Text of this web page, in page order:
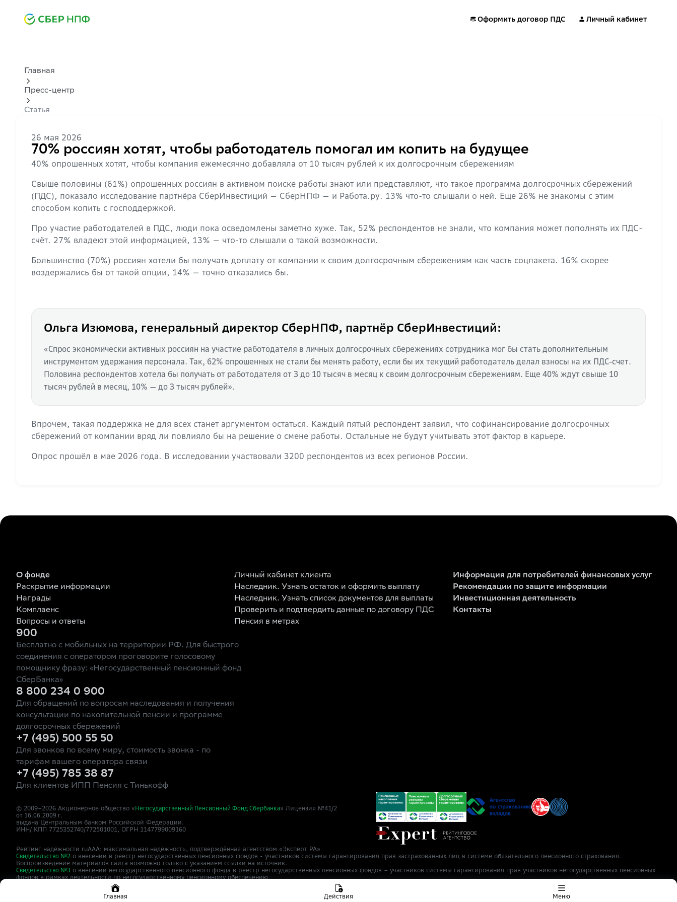
Оформить договор ПДС Личный кабинет
Главная
Пресс-центр
Статья
26 мая 2026
70% россиян хотят, чтобы работодатель помогал им копить на будущее
40% опрошенных хотят, чтобы компания ежемесячно добавляла от 10 тысяч рублей к их долгосрочным сбережениям
Свыше половины (61%) опрошенных россиян в активном поиске работы знают или представляют, что такое программа долгосрочных сбережений
(ПДС), показало исследование партнёра СберИнвестиций — СберНПФ — и Работа.ру. 13% что-то слышали о ней. Еще 26% не знакомы с этим
способом копить с господдержкой.
Про участие работодателей в ПДС, люди пока осведомлены заметно хуже. Так, 52% респондентов не знали, что компания может пополнять их ПДС-
счёт. 27% владеют этой информацией, 13% — что-то слышали о такой возможности.
Большинство (70%) россиян хотели бы получать доплату от компании к своим долгосрочным сбережениям как часть соцпакета. 16% скорее
воздержались бы от такой опции, 14% — точно отказались бы.
Ольга Изюмова, генеральный директор СберНПФ, партнёр СберИнвестиций:
«Спрос экономически активных россиян на участие работодателя в личных долгосрочных сбережениях сотрудника мог бы стать дополнительным
инструментом удержания персонала. Так, 62% опрошенных не стали бы менять работу, если бы их текущий работодатель делал взносы на их ПДС-счет.
Половина респондентов хотела бы получать от работодателя от 3 до 10 тысяч в месяц к своим долгосрочным сбережениям. Еще 40% ждут свыше 10
тысяч рублей в месяц, 10% — до 3 тысяч рублей».
Впрочем, такая поддержка не для всех станет аргументом остаться. Каждый пятый респондент заявил, что софинансирование долгосрочных
сбережений от компании вряд ли повлияло бы на решение о смене работы. Остальные не будут учитывать этот фактор в карьере.
Опрос прошёл в мае 2026 года. В исследовании участвовали 3200 респондентов из всех регионов России.
Главная Действия Меню
О фонде
Раскрытие информации
Награды
Комплаенс
Вопросы и ответы
Личный кабинет клиента
Наследник. Узнать остаток и оформить выплату
Наследник. Узнать список документов для выплаты
Проверить и подтвердить данные по договору ПДС
Пенсия в метрах
Информация для потребителей финансовых услуг
Рекомендации по защите информации
Инвестиционная деятельность
Контакты
900
Бесплатно с мобильных на территории РФ. Для быстрого
соединения с оператором проговорите голосовому
помощнику фразу: «Негосударственный пенсионный фонд
СберБанка»
8 800 234 0 900
Для обращений по вопросам наследования и получения
консультации по накопительной пенсии и программе
долгосрочных сбережений
+7 (495) 500 55 50
Для звонков по всему миру, стоимость звонка - по
тарифам вашего оператора связи
+7 (495) 785 38 87
Для клиентов ИПП Пенсия с Тинькофф
© 2009–2026 Акционерное общество «Негосударственный Пенсионный Фонд Сбербанка» Лицензия №41/2
от 16.06.2009 г.
выдана Центральным банком Российской Федерации.
ИНН/ КПП 7725352740/772501001, ОГРН 1147799009160
Рейтинг надёжности ruAAA: максимальная надёжность, подтверждённая агентством «Эксперт РА»
Свидетельство №2 о внесении в реестр негосударственных пенсионных фондов - участников системы гарантирования прав застрахованных лиц в системе обязательного пенсионного страхования.
Воспроизведение материалов сайта возможно только с указанием ссылки на источник.
Свидетельство №3 о внесении негосударственного пенсионного фонда в реестр негосударственных пенсионных фондов – участников системы гарантирования прав участников негосударственных пенсионных
фондов в рамках деятельности по негосударственному пенсионному обеспечению.
зарегистрирован как СМИ, Направить обращение